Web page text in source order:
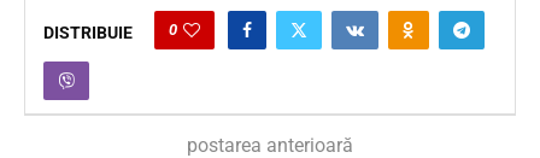
DISTRIBUIE 0
postarea anterioară